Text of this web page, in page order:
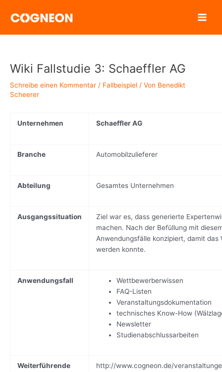
Inhalt
Wiki Fallstudie 3: Schaeffler AG
Schreibe einen Kommentar / Fallbeispiel / Von Benedikt
Scheerer
Unternehmen Schaeffler AG
Branche Automobilzulieferer
Abteilung Gesamtes Unternehmen
Ausgangssituation
Ziel war es, dass generierte
machen. Nach der Befüllung mit
Anwendungsfälle konzipiert, damit
werden konnte.
Anwendungsfall
Wettbewerberwissen
FAQ-Listen
Veranstaltungsdokumentation
technisches Know-How
Newsletter
Studienabschlussarbeiten
Weiterführende
http://www.cogneon.de/